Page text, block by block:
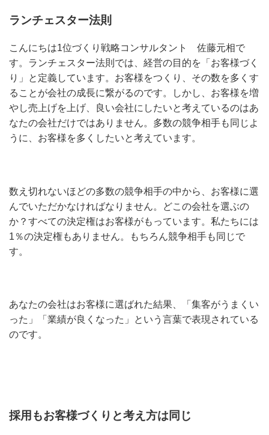
ランチェスター法則
こんにちは1位づくり戦略コンサルタント 佐藤元相で
す。ランチェスター法則では、経営の目的を「お客様づく
り」と定義しています。お客様をつくり、その数を多くす
ることが会社の成長に繋がるのです。しかし、お客様を増
やし売上げを上げ、良い会社にしたいと考えているのはあ
なたの会社だけではありません。多数の競争相手も同じよ
うに、お客様を多くしたいと考えています。
数え切れないほどの多数の競争相手の中から、お客様に選
んでいただかなければなりません。どこの会社を選ぶの
か？すべての決定権はお客様がもっています。私たちには
1％の決定権もありません。もちろん競争相手も同じで
す。
あなたの会社はお客様に選ばれた結果、「集客がうまくい
った」「業績が良くなった」という言葉で表現されている
のです。
採用もお客様づくりと考え方は同じ